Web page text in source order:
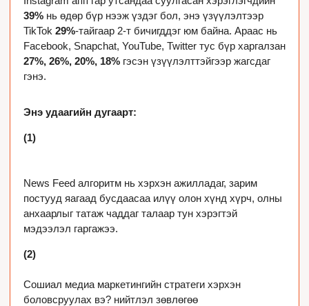
39% нь өдөр бүр нээж үздэг бол, энэ үзүүлэлтээр
TikTok 29%-тайгаар 2-т бичигддэг юм байна. Араас нь
27%, 26%, 20%, 18% гэсэн үзүүлэлттэйгээр жагсдаг
гэнэ.
Энэ удаагийн дугаарт:
(1)
News Feed алгоритм нь хэрхэн ажилладаг, зарим
постууд яагаад бусдаасаа илүү олон хүнд хүрч, олны
анхаарлыг татаж чаддаг талаар тун хэрэгтэй
мэдээлэл гаргажээ.
(2)
Сошиал медиа маркетингийн стратеги хэрхэн
боловсруулах вэ? нийтлэл зөвлөгөө